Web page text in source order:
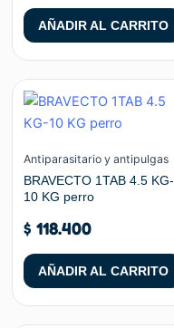
AÑADIR AL CARRITO
Antiparasitario y antipulgas
BRAVECTO 1TAB 4.5 KG-
10 KG perro
$ 118.400
AÑADIR AL CARRITO